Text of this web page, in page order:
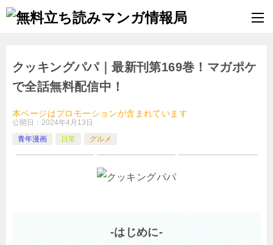
クッキングパパ｜最新刊第169巻！マガポケ
で全話無料配信中！
本ページはプロモーションが含まれています
公開日： 2024年4月13日
青年漫画
日常 グルメ
-はじめに-